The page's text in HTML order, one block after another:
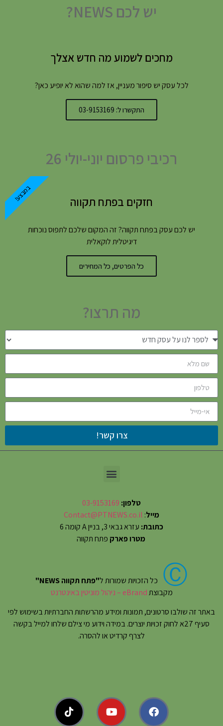
יש לכם NEWS?
מחכים לשמוע מה חדש אצלך
לכל עסק יש סיפור מעניין, אז למה שהוא לא יופיע כאן?
התקשרו ל: 03-9153169
רכיבי פרסום יוני-יולי 26
חזקים בפתח תקווה
יש לכם עסק בפתח תקווה? זה המקום שלכם לתפוס נוכחות
דיגיטלית לוקאלית
כל הפרטים, כל המחירים
במבצע!
מה תרצו?
צרו קשר!
טלפון: 03-9153169
מייל:
Contact@PTNEWS.co.il
כתובת: עזרא גבאי 3, בניין A קומה 6
מטרו פארק פתח תקווה
Ⓒ כל הזכויות שמורות ל"פתח תקווה NEWS"
מקבוצתeBrand – ניהול מוניטין באינטרנט
באתר זה שולבו סרטונים, תמונות ומידע מהרשתות החברתיות בשימוש לפי
סעיף 27א לחוק זכויות יוצרים. במידה וידוע מי צילם שלחו למייל בקשה
לצרף קרדיט או להסרה.